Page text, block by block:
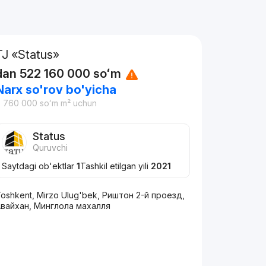
«Status»
522 160 000 soʻm
so'rov bo'yicha
760 000 soʻm m² uchun
Status
Quruvchi
Saytdagi ob'ektlar 1Tashkil etilgan yili 2021
Mirzo Ulug'bek, Риштон 2-й проезд,
Минглола махалля